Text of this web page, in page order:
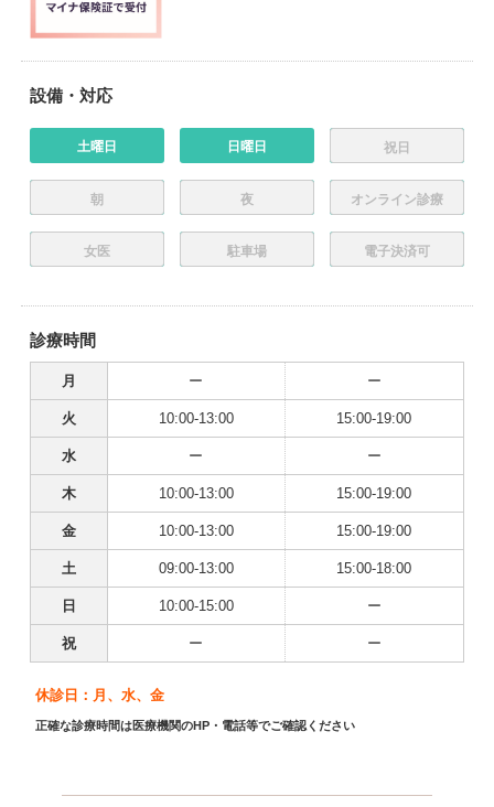
設備・対応
土曜日 日曜日 祝日
朝 夜 オンライン診療
女医 駐車場 電子決済可
診療時間
月 ー ー
火 10:00-13:00 15:00-19:00
水 ー ー
木 10:00-13:00 15:00-19:00
金 10:00-13:00 15:00-19:00
土 09:00-13:00 15:00-18:00
日 10:00-15:00 ー
祝 ー ー
休診日：月、水、金
正確な診療時間は医療機関のHP・電話等でご確認ください